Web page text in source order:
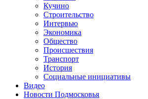
Кучино
Строительство
Интервью
Экономика
Общество
Происшествия
Транспорт
История
Социальные инициативы
Видео
Новости Подмосковья